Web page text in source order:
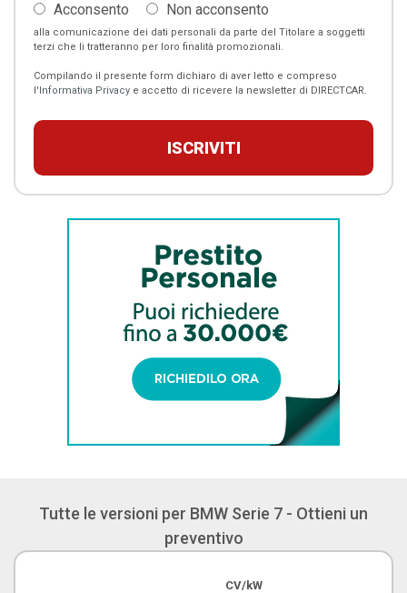
Acconsento Non acconsento
alla comunicazione dei dati personali da parte del Titolare a soggetti
terzi che li tratteranno per loro finalità promozionali.
Compilando il presente form dichiaro di aver letto e compreso
l' Informativa Privacy e accetto di ricevere la newsletter di DIRECTCAR.
ISCRIVITI
Tutte le versioni per BMW Serie 7 - Ottieni un
preventivo
CV/kW